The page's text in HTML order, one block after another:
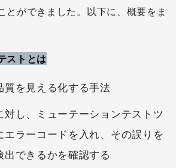
とができました。以下に、概要をま
ストとは
質を見える化する手法
対し、ミューテーションテストツ
エラーコードを入れ、その誤りを
出できるかを確認する